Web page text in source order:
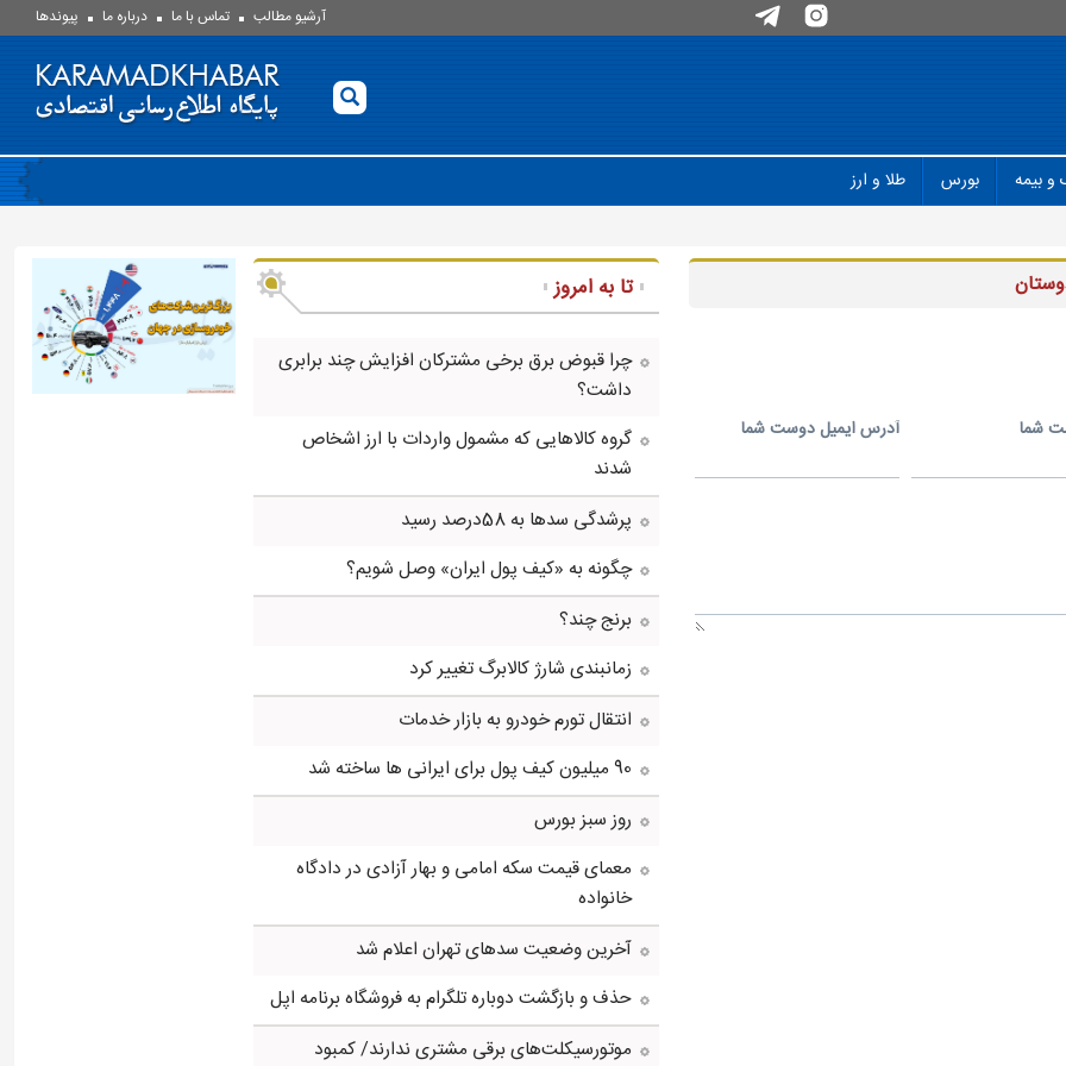
آرشیو مطالب تماس با ما درباره ما پيوندها
و بیمه بورس طلا و ارز
شما آدرس ايميل دوست شما
تا به امروز
چرا قبوض برق برخی مشترکان افزایش چند برابری
داشت؟
گروه کالاهایی که مشمول واردات با ارز اشخاص
شدند
پرشدگی سدها به 58درصد رسید
چگونه به «کیف پول ایران» وصل شویم؟
برنج چند؟
زمانبندی شارژ کالابرگ تغییر کرد
انتقال تورم خودرو به بازار خدمات
90 میلیون کیف پول برای ایرانی ها ساخته شد
روز سبز بورس
معمای قیمت سکه امامی و بهار آزادی در دادگاه
خانواده
آخرین وضعیت سدهای تهران اعلام شد
حذف و بازگشت دوباره تلگرام به فروشگاه برنامه اپل
موتورسیکلت‌های برقی مشتری ندارند/ کمبود